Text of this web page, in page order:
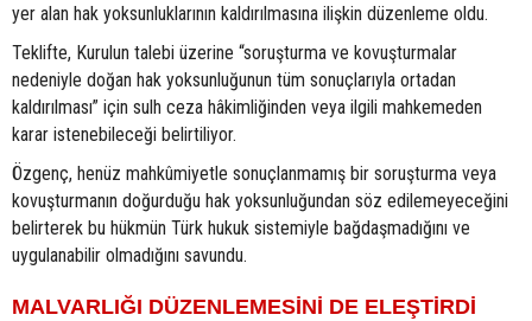
yer alan hak yoksunluklarının kaldırılmasına ilişkin düzenleme oldu.
Teklifte, Kurulun talebi üzerine “soruşturma ve kovuşturmalar
nedeniyle doğan hak yoksunluğunun tüm sonuçlarıyla ortadan
kaldırılması” için sulh ceza hâkimliğinden veya ilgili mahkemeden
karar istenebileceği belirtiliyor.
Özgenç, henüz mahkûmiyetle sonuçlanmamış bir soruşturma veya
kovuşturmanın doğurduğu hak yoksunluğundan söz edilemeyeceğini
belirterek bu hükmün Türk hukuk sistemiyle bağdaşmadığını ve
uygulanabilir olmadığını savundu.
MALVARLIĞI DÜZENLEMESİNİ DE ELEŞTİRDİ